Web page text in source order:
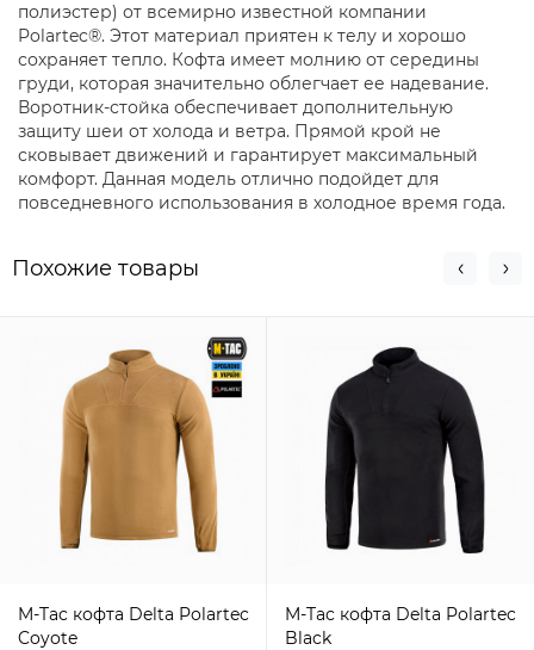
полиэстер) от всемирно известной компании
Polartec®. Этот материал приятен к телу и хорошо
сохраняет тепло. Кофта имеет молнию от середины
груди, которая значительно облегчает ее надевание.
Воротник-стойка обеспечивает дополнительную
защиту шеи от холода и ветра. Прямой крой не
сковывает движений и гарантирует максимальный
комфорт. Данная модель отлично подойдет для
повседневного использования в холодное время года.
Похожие товары
M-Tac кофта Delta Polartec
Coyote
M-Tac кофта Delta Polartec
Black